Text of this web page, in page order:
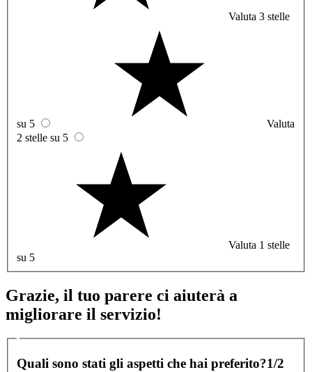
Valuta 3 stelle
su 5
Valuta
2 stelle su 5
Valuta 1 stelle
su 5
Grazie, il tuo parere ci aiuterà a
migliorare il servizio!
Quali sono stati gli aspetti che hai preferito?1/2